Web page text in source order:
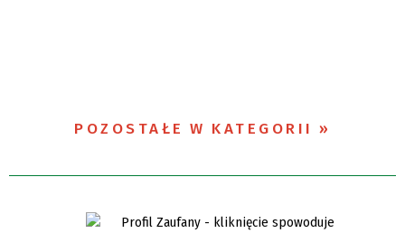
POZOSTAŁE W KATEGORII